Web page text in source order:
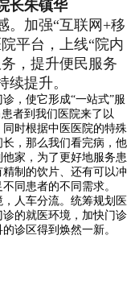
长朱镇华
。加强“互联网+移
平台，上线“院内
，提升便民服务
提升。
，使它形成“一站式”服
者到我们医院来了以
时根据中医医院的特殊
，那么我们看完病，他
家，为了更好地服务患
制的饮片、还有可以冲
同患者的不同需求。
人车分流。统筹规划医
的就医环境，加快门诊
诊区得到焕然一新。